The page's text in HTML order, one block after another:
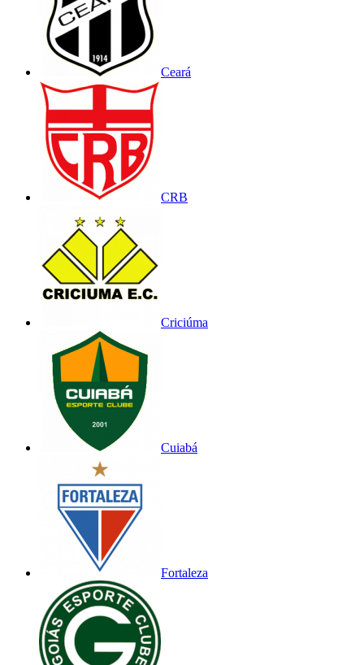
Ceará
CRB
Criciúma
Cuiabá
Fortaleza